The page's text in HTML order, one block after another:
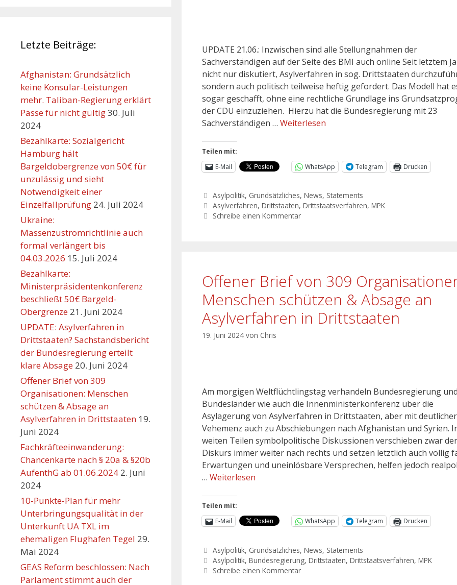
UPDATE 21.06.: Inzwischen sind alle Stellungnahmen der
Sachverständigen auf der Seite des BMI auch online Seit letztem
nicht nur diskutiert, Asylverfahren in sog. Drittstaaten
sondern auch politisch teilweise heftig gefordert. Das Modell hat
sogar geschafft, ohne eine rechtliche Grundlage ins
der CDU einzuziehen. Hierzu hat die Bundesregierung mit 23
Sachverständigen … Weiterlesen
Teilen mit:
E-Mail
WhatsApp Telegram Drucken
Asylpolitik, Grundsätzliches,News, Statements
Asylverfahren,Drittstaaten,Drittstaatsverfahren,MPK
Schreibe einen Kommentar
Offener Brief von 309
Menschen schützen & Absage an
Asylverfahren in Drittstaaten
19. Juni 2024 von Chris
Am morgigen Weltflüchtlingstag verhandeln Bundesregierung
Bundesländer wie auch die Innenministerkonferenz über die
Asylagerung von Asylverfahren in Drittstaaten, aber mit deutlicher
Vehemenz auch zu Abschiebungen nach Afghanistan und Syrien.
weiten Teilen symbolpolitische Diskussionen verschieben zwar
Diskurs immer weiter nach rechts und setzen letztlich auch völlig
Erwartungen und uneinlösbare Versprechen, helfen jedoch
… Weiterlesen
Teilen mit:
E-Mail
WhatsApp Telegram Drucken
Asylpolitik, Grundsätzliches,News, Statements
Asylpolitik,Bundesregierung,Drittstaaten,Drittstaatsverfahren,MPK
Schreibe einen Kommentar
Letzte Beiträge:
Afghanistan: Grundsätzlich
keine Konsular-Leistungen
mehr. Taliban-Regierung erklärt
Pässe für nicht gültig30. Juli
2024
Bezahlkarte: Sozialgericht
Hamburg hält
Bargeldobergrenze von 50€ für
unzulässig und sieht
Notwendigkeit einer
Einzelfallprüfung 24. Juli 2024
Ukraine:
Massenzustromrichtlinie auch
formal verlängert bis
04.03.2026 15. Juli 2024
Bezahlkarte:
Ministerpräsidentenkonferenz
beschließt 50€ Bargeld-
Obergrenze 21. Juni 2024
UPDATE: Asylverfahren in
Drittstaaten? Sachstandsbericht
der Bundesregierung erteilt
klare Absage 20. Juni 2024
Offener Brief von 309
Organisationen: Menschen
schützen & Absage an
Asylverfahren in Drittstaaten 19.
Juni 2024
Fachkräfteeinwanderung:
Chancenkarte nach § 20a & §20b
AufenthG ab 01.06.2024 2. Juni
2024
10-Punkte-Plan für mehr
Unterbringungsqualität in der
Unterkunft UA TXL im
ehemaligen Flughafen Tegel 29.
Mai 2024
GEAS Reform beschlossen: Nach
Parlament stimmt auch der